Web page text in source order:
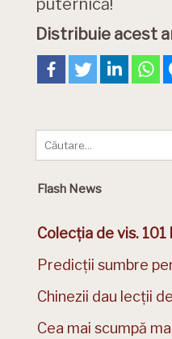
puternică!
Distribuie acest
Flash News
Colecția de vis.
Predicții sumbre
Chinezii dau lecții
Cea mai scumpă